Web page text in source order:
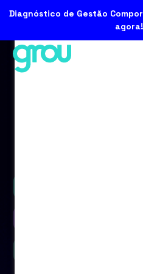
Diagnóstico de Gestão
agora!